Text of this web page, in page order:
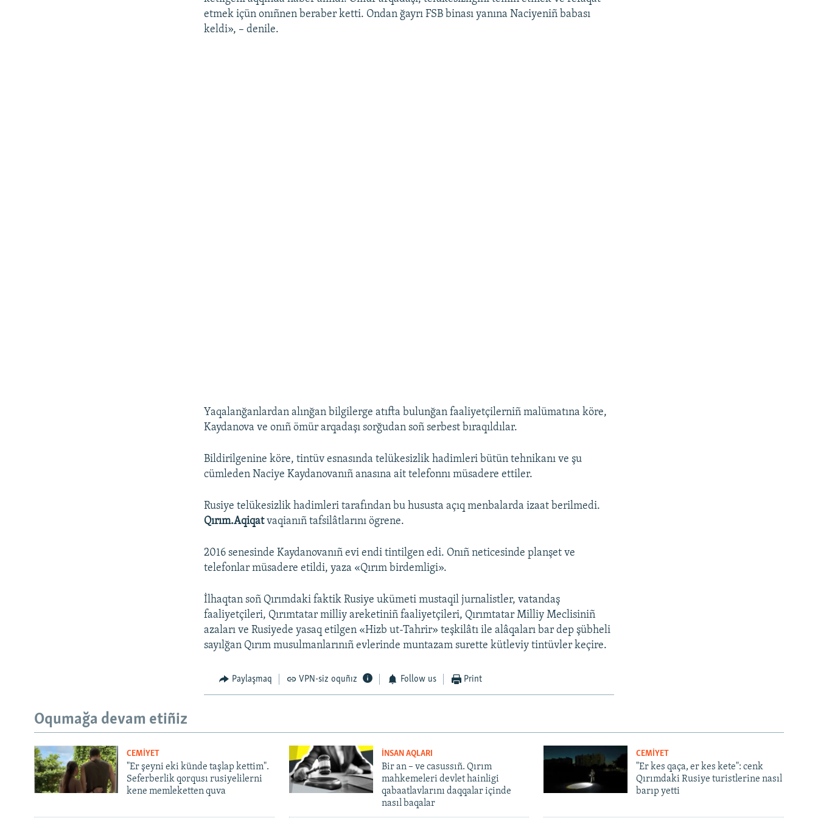
etmek içün onıñnen beraber ketti. Ondan ğayrı FSB binası yanına Naciyeniñ babası
keldi», – denile.
Yaqalanğanlardan alınğan bilgilerge atıfta bulunğan faaliyetçilerniñ malümatına köre,
Kaydanova ve onıñ ömür arqadaşı sorğudan soñ serbest bıraqıldılar.
Bildirilgenine köre, tintüv esnasında telükesizlik hadimleri bütün tehnikanı ve şu
cümleden Naciye Kaydanovanıñ anasına ait telefonnı müsadere ettiler.
Rusiye telükesizlik hadimleri tarafından bu hususta açıq menbalarda izaat berilmedi.
Qırım.Aqiqatvaqianıñ tafsilâtlarını ögrene.
2016 senesinde Kaydanovanıñ evi endi tintilgen edi. Onıñ neticesinde planşet ve
telefonlar müsadere etildi, yaza «Qırım birdemligi».
İlhaqtan soñ Qırımdaki faktik Rusiye ukümeti mustaqil jurnalistler, vatandaş
faaliyetçileri, Qırımtatar milliy areketiniñ faaliyetçileri, Qırımtatar Milliy Meclisiniñ
azaları ve Rusiyede yasaq etilgen «Hizb ut-Tahrir» teşkilâtı ile alâqaları bar dep şübheli
sayılğan Qırım musulmanlarınıñ evlerinde muntazam surette kütleviy tintüvler keçire.
Paylaşmaq VPN-siz oquñız Follow us Print
Oqumağa devam etiñiz
CEMİYET
"Er şeyni eki künde taşlap kettim".
Seferberlik qorqusı rusiyelilerni
kene memleketten quva
İNSAN AQLARI
Bir an – ve casussıñ. Qırım
mahkemeleri devlet hainligi
qabaatlavlarını daqqalar içinde
nasıl baqalar
CEMİYET
"Er kes qaça, er kes kete": cenk
Qırımdaki Rusiye turistlerine nasıl
barıp yetti